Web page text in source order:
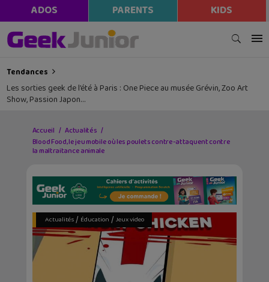
ADOS PARENTS KIDS
Tendances
Les sorties geek de l’été à Paris : One Piece au musée Grévin, Zoo Art
Show, Passion Japon…
Accueil
Actualités
Blood Food, le jeu mobile où les poulets contre-attaquent contre
la maltraitance animale
Actualités/ Éducation / Jeux video